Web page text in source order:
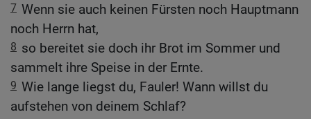
7 Wenn sie auch keinen Fürsten noch Hauptmann
noch Herrn hat,
8 so bereitet sie doch ihr Brot im Sommer und
sammelt ihre Speise in der Ernte.
9 Wie lange liegst du, Fauler! Wann willst du
aufstehen von deinem Schlaf?